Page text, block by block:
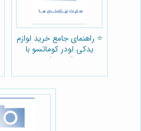
⭐️ راهنمای جامع خرید لوازم
یدکی لودر کوماتسو با
بهترین قیمت | سرویس